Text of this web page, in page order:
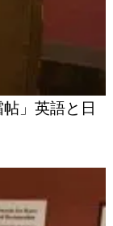
」英語と日